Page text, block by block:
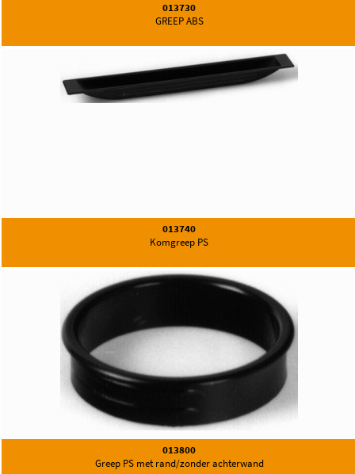
013730
GREEP ABS
013740
Komgreep PS
013800
Greep PS met rand/zonder achterwand